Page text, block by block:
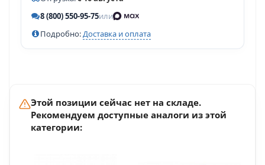
8 (800) 550-95-75или
Подробно:Доставка и оплата
Этой позиции сейчас нет на складе.
Рекомендуем доступные аналоги из этой
категории: